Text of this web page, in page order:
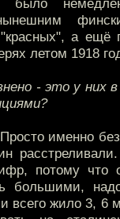
было
а ещё
летом 1918
- это у них
Просто именно
потому что
большими,
всего жило 3, 6